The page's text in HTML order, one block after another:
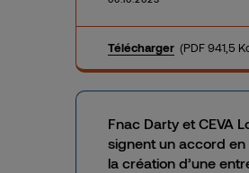
Télécharger (PDF 941,5
Fnac Darty et CEVA
signent un accord en
la création d’une